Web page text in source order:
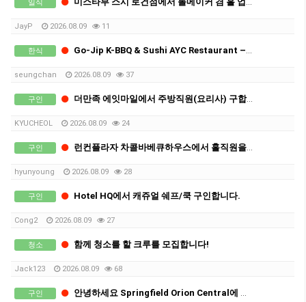
일식
JayP 2026.08.09 11
한식 Go-Jip K-BBQ & Sushi AYC Restaurant – 키친헨드
seungchan 2026.08.09 37
구인 더만족 에잇마일에서 주방직원(요리사) 구합니다.
KYUCHEOL 2026.08.09 24
구인 런컨플라자 차콜바베큐하우스에서 홀직원을 구합니다
hyunyoung 2026.08.09 28
구인 Hotel HQ에서 캐쥬얼 쉐프/쿡 구인합니다.
Cong2 2026.08.09 27
청소 함께 청소를 할 크루를 모집합니다!
Jack123 2026.08.09 68
구인 안녕하세요 Springfield Orion Central에 위치한 Takeaway shop Bibimcha에서 구인 합니다